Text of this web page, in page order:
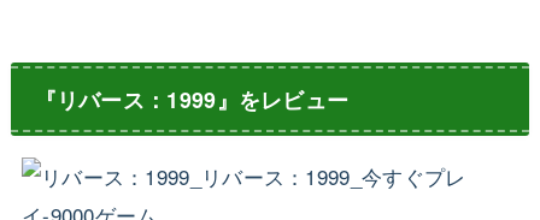
『リバース：1999』をレビュー